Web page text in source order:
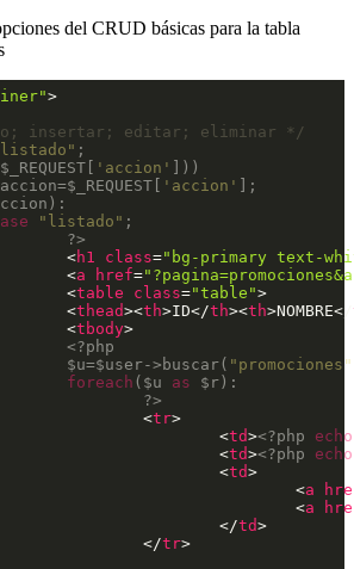
del CRUD básicas para la tabla
>
insertar; editar; eliminar */
;
$_REQUEST[ 'accion'
]))
=$_REQUEST[ 'accion'
];
):
"listado" ;
?>
<h1 class="bg-primary text-
<a href=
<table class="table">
<thead><th>ID</th><th>NOMBRE</
<tbody>
<?php
$u=$user->buscar( "promociones"
foreach ( $u as $r):
?>
<tr>
<td><?php
echo
<td><?php
echo
<td>
<a
<a
</td>
</tr>